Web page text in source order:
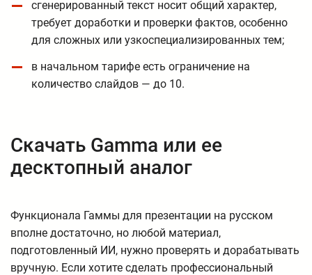
сгенерированный текст носит общий характер,
требует доработки и проверки фактов, особенно
для сложных или узкоспециализированных тем;
в начальном тарифе есть ограничение на
количество слайдов — до 10.
Скачать Gamma или ее
десктопный аналог
Функционала Гаммы для презентации на русском
вполне достаточно, но любой материал,
подготовленный ИИ, нужно проверять и дорабатывать
вручную. Если хотите сделать профессиональный